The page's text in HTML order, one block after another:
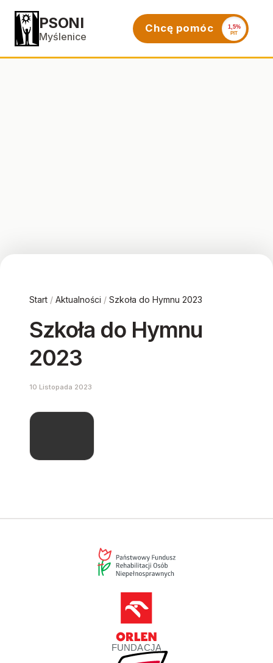
PSONI
Myślenice
Chcę pomóc 1,5%
PIT
Start / Aktualności / Szkoła do Hymnu 2023
Szkoła do Hymnu
2023
10 Listopada 2023